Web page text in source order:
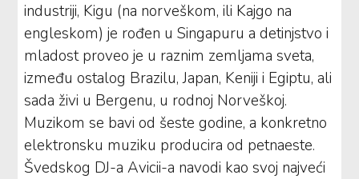
industriji, Kigu (na norveškom, ili Kajgo na
engleskom) je rođen u Singapuru a detinjstvo i
mladost proveo je u raznim zemljama sveta,
između ostalog Brazilu, Japan, Keniji i Egiptu, ali
sada živi u Bergenu, u rodnoj Norveškoj.
Muzikom se bavi od šeste godine, a konkretno
elektronsku muziku producira od petnaeste.
Švedskog DJ-a Avicii-a navodi kao svoj najveći